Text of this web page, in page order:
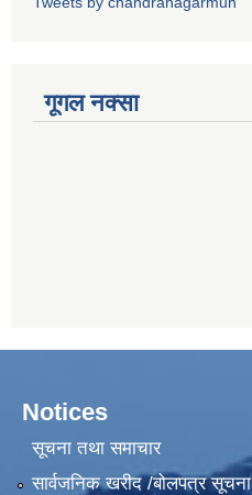
गूगल नक्सा
Notices
सूचना तथा समाचार
सार्वजनिक खरीद /बोलपत्र सूचना